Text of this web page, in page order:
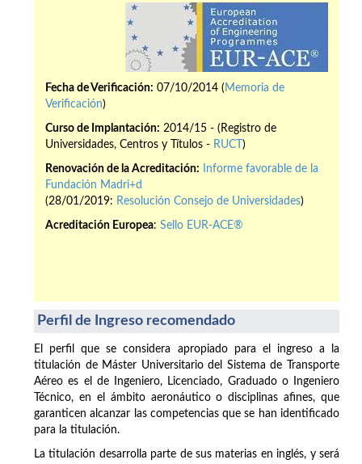
Fecha de Verificación: 07/10/2014 ( Memoria de
Verificación)
Curso de Implantación: 2014/15 - (Registro de
Universidades, Centros y Títulos - RUCT )
Renovación de la Acreditación:
Informe favorable de la
Fundación Madri+d
(28/01/2019: Resolución Consejo de Universidades)
Acreditación Europea: Sello EUR-ACE®
Perfil de Ingreso recomendado
El perfil que se considera apropiado para el ingreso a la
titulación de Máster Universitario del Sistema de Transporte
Aéreo es el de Ingeniero, Licenciado, Graduado o Ingeniero
Técnico, en el ámbito aeronáutico o disciplinas afines, que
garanticen alcanzar las competencias que se han identificado
para la titulación.
La titulación desarrolla parte de sus materias en inglés, y será